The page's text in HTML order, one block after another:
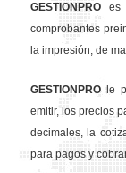
GESTION PRO es
comprobantes
la impresión, de
GESTION PRO le
emitir, los precios
decimales, la
para pagos y